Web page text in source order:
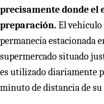
precisamente donde el
preparación. El
permanecía estacionada
supermercado situado
es utilizado diariamente
minuto de distancia de